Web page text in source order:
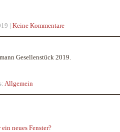
| Keine Kommentare
Gesellenstück 2019.
Allgemein
neues Fenster?